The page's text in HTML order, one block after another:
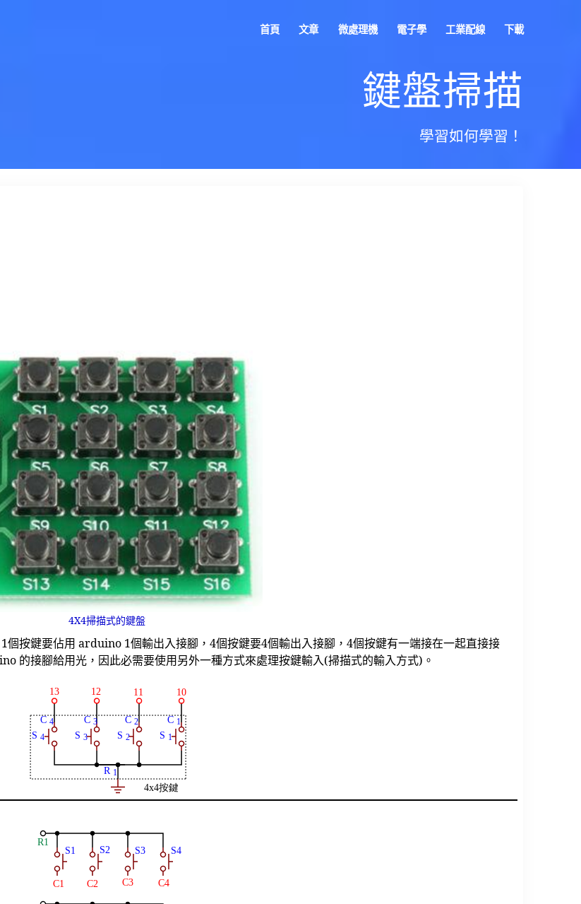
首頁 文章 微處理機 電子學 工業配線 下載
鍵盤掃描
學習如何學習！
4X4掃描式的鍵盤
按鍵要佔用 arduino 1個輸出入接腳，4個按鍵要4個輸出入接腳，4個按鍵有一端接在一起直接接
的接腳給用光，因此必需要使用另外一種方式來處理按鍵輸入(掃描式的輸入方式)。